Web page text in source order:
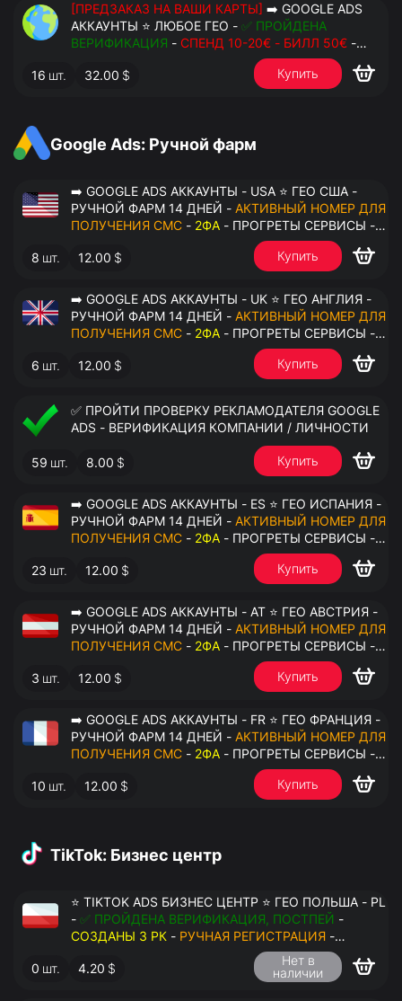
[ПРЕДЗАКАЗ НА ВАШИ КАРТЫ] ➡️ GOOGLE ADS
АККАУНТЫ ⭐ ЛЮБОЕ ГЕО - ✅ ПРОЙДЕНА
ВЕРИФИКАЦИЯ - СПЕНД 10-20€ - БИЛЛ 50€ -
АКТИВНЫЙ НОМЕР ДЛЯ ПОВТОРНЫХ СМС-
И РЕЗЕРВНЫЕ КОДЫ
- РУЧНОЙ ФАРМ -
РЕЗЕРВНАЯ ПОЧТА С ДОСТУПОМ - ПЕРЕДАЧА В
16 шт. 32.00 $ Купить
Google Ads: Ручной фарм
➡️ GOOGLE ADS АККАУНТЫ - USA ⭐ ГЕО США -
РУЧНОЙ ФАРМ 14 ДНЕЙ - АКТИВНЫЙ НОМЕР ДЛЯ
ПОЛУЧЕНИЯ СМС - 2ФА - ПРОГРЕТЫ СЕРВИСЫ -
8 шт. 12.00 $ Купить
➡️ GOOGLE ADS АККАУНТЫ - UK ⭐ ГЕО АНГЛИЯ -
РУЧНОЙ ФАРМ 14 ДНЕЙ - АКТИВНЫЙ НОМЕР ДЛЯ
ПОЛУЧЕНИЯ СМС - 2ФА - ПРОГРЕТЫ СЕРВИСЫ -
6 шт. 12.00 $ Купить
✅ ПРОЙТИ ПРОВЕРКУ РЕКЛАМОДАТЕЛЯ GOOGLE
ADS - ВЕРИФИКАЦИЯ КОМПАНИИ / ЛИЧНОСТИ
59 шт. 8.00 $ Купить
➡️ GOOGLE ADS АККАУНТЫ - ES ⭐ ГЕО ИСПАНИЯ -
РУЧНОЙ ФАРМ 14 ДНЕЙ - АКТИВНЫЙ НОМЕР ДЛЯ
ПОЛУЧЕНИЯ СМС - 2ФА - ПРОГРЕТЫ СЕРВИСЫ -
23 шт. 12.00 $ Купить
➡️ GOOGLE ADS АККАУНТЫ - AT ⭐ ГЕО АВСТРИЯ -
РУЧНОЙ ФАРМ 14 ДНЕЙ - АКТИВНЫЙ НОМЕР ДЛЯ
ПОЛУЧЕНИЯ СМС - 2ФА - ПРОГРЕТЫ СЕРВИСЫ -
3 шт. 12.00 $ Купить
➡️ GOOGLE ADS АККАУНТЫ - FR ⭐ ГЕО ФРАНЦИЯ -
РУЧНОЙ ФАРМ 14 ДНЕЙ - АКТИВНЫЙ НОМЕР ДЛЯ
ПОЛУЧЕНИЯ СМС - 2ФА - ПРОГРЕТЫ СЕРВИСЫ -
10 шт. 12.00 $ Купить
TikTok: Бизнес центр
⭐ TIKTOK ADS БИЗНЕС ЦЕНТР ⭐ ГЕО ПОЛЬША - PL
- ✅ ПРОЙДЕНА ВЕРИФИКАЦИЯ, ПОСТПЕЙ -
СОЗДАНЫ 3 РК - РУЧНАЯ РЕГИСТРАЦИЯ -
ДОСТУП К ПОЧТЕ - КУКИ - ВАТ ЗАПОЛНЕН -
ПЕРЕДАЧА В АНТИДЕТЕКТ
0 шт. 4.20 $
Нет в
наличии